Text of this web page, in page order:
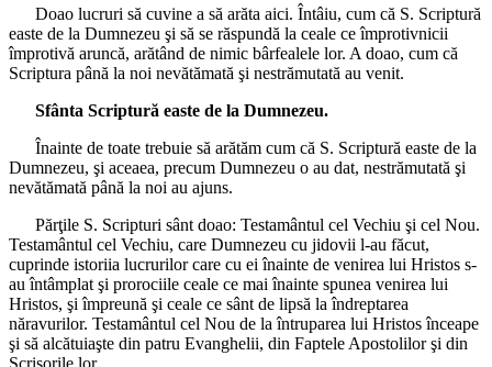
Doao lucruri să cuvine a să arăta aici. Întâiu, cum că S. Scriptură
easte de la Dumnezeu şi să se răspundă la ceale ce împrotivnicii
împrotivă aruncă, arătând de nimic bârfealele lor. A doao, cum că
Scriptura până la noi nevătămată şi nestrămutată au venit.
Sfânta Scriptură easte de la Dumnezeu.
Înainte de toate trebuie să arătăm cum că S. Scriptură easte de la
Dumnezeu, şi aceaea, precum Dumnezeu o au dat, nestrămutată şi
nevătămată până la noi au ajuns.
Părţile S. Scripturi sânt doao: Testamântul cel Vechiu şi cel Nou.
Testamântul cel Vechiu, care Dumnezeu cu jidovii l-au făcut,
cuprinde istoriia lucrurilor care cu ei înainte de venirea lui Hristos s-
au întâmplat şi prorociile ceale ce mai înainte spunea venirea lui
Hristos, şi împreună şi ceale ce sânt de lipsă la îndreptarea
năravurilor. Testamântul cel Nou de la întruparea lui Hristos înceape
şi să alcătuiaşte din patru Evanghelii, din Faptele Apostolilor şi din